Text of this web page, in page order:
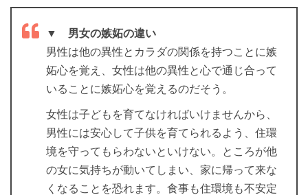
▼ 男女の嫉妬の違い
男性は他の異性とカラダの関係を持つことに嫉
妬心を覚え、女性は他の異性と心で通じ合って
いることに嫉妬心を覚えるのだそう。
女性は子どもを育てなければいけませんから、
男性には安心して子供を育てられるよう、住環
境を守ってもらわないといけない。ところが他
の女に気持ちが動いてしまい、家に帰って来な
くなることを恐れます。食事も住環境も不安定